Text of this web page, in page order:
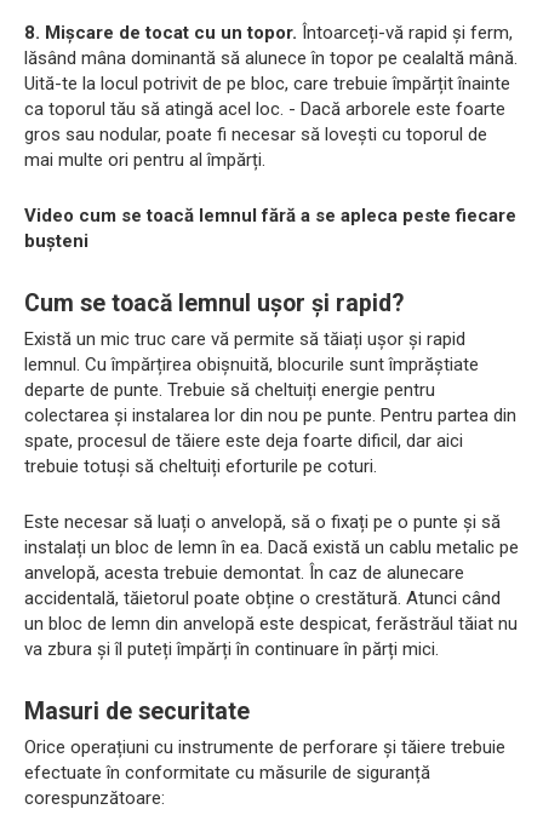
8. Mișcare de tocat cu un topor. Întoarceți-vă rapid și ferm,
lăsând mâna dominantă să alunece în topor pe cealaltă mână.
Uită-te la locul potrivit de pe bloc, care trebuie împărțit înainte
ca toporul tău să atingă acel loc. - Dacă arborele este foarte
gros sau nodular, poate fi necesar să lovești cu toporul de
mai multe ori pentru al împărți.
Video cum se toacă lemnul fără a se apleca peste fiecare
bușteni
Cum se toacă lemnul ușor și rapid?
Există un mic truc care vă permite să tăiați ușor și rapid
lemnul. Cu împărțirea obișnuită, blocurile sunt împrăștiate
departe de punte. Trebuie să cheltuiți energie pentru
colectarea și instalarea lor din nou pe punte. Pentru partea din
spate, procesul de tăiere este deja foarte dificil, dar aici
trebuie totuși să cheltuiți eforturile pe coturi.
Este necesar să luați o anvelopă, să o fixați pe o punte și să
instalați un bloc de lemn în ea. Dacă există un cablu metalic pe
anvelopă, acesta trebuie demontat. În caz de alunecare
accidentală, tăietorul poate obține o crestătură. Atunci când
un bloc de lemn din anvelopă este despicat, ferăstrăul tăiat nu
va zbura și îl puteți împărți în continuare în părți mici.
Masuri de securitate
Orice operațiuni cu instrumente de perforare și tăiere trebuie
efectuate în conformitate cu măsurile de siguranță
corespunzătoare: